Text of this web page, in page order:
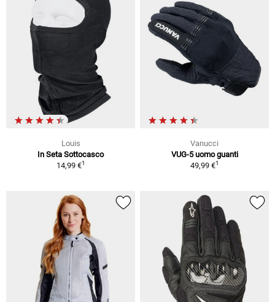
Louis
In Seta Sottocasco
14,99 €1
Vanucci
VUG-5 uomo guanti
49,99 €1